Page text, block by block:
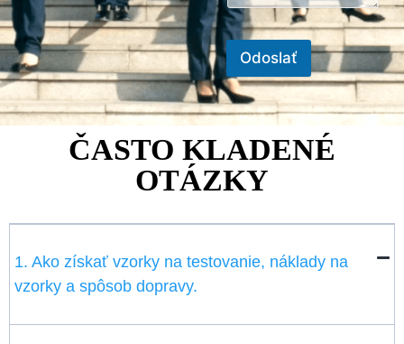
Odoslať
ČASTO KLADENÉ
OTÁZKY
1. Ako získať vzorky na testovanie, náklady na
vzorky a spôsob dopravy.